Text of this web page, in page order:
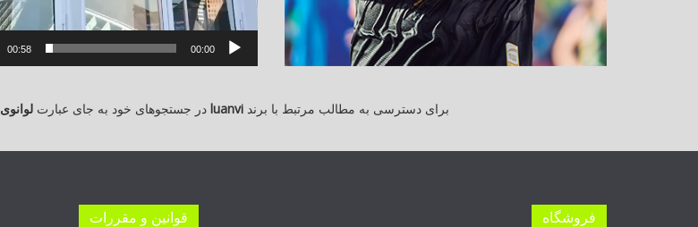
00:00
00:58
برای دسترسی به مطالب مرتبط با برند luanvi در جستجوهای خود به جای عبارت لوانوی
فروشگاه قوانین و مقررات